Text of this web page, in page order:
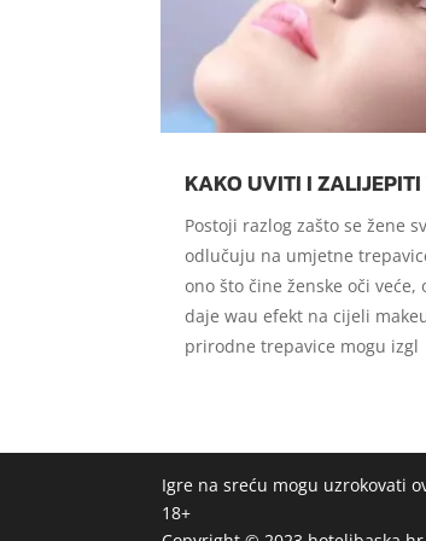
KAKO UVITI I ZALIJEPITI
Postoji razlog zašto se žene
odlučuju na umjetne
ono što čine ženske oči veće,
daje wau efekt na cijeli
prirodne trepavice mogu izgl
Igre na sreću mogu uzrokovati
18+